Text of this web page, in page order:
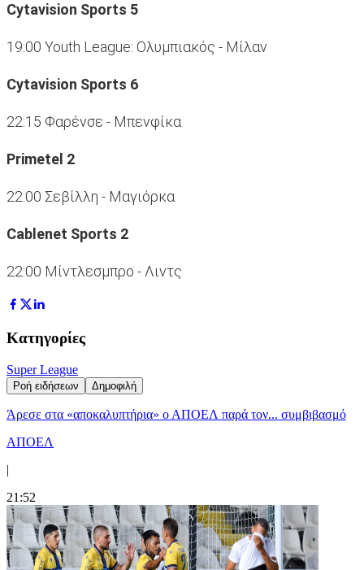
Cytavision Sports 5
19:00 Youth League: Ολυμπιακός - Μίλαν
Cytavision Sports 6
22:15 Φαρένσε - Μπενφίκα
Primetel 2
22:00 Σεβίλλη - Μαγιόρκα
Cablenet Sports 2
22:00 Μίντλεσμπρο - Λιντς
Κατηγορίες
Super League
Ροή ειδήσεων Δημοφιλή
Άρεσε στα «αποκαλυπτήρια» ο ΑΠΟΕΛ παρά τον... συμβιβασμό
ΑΠΟΕΛ
|
21:52